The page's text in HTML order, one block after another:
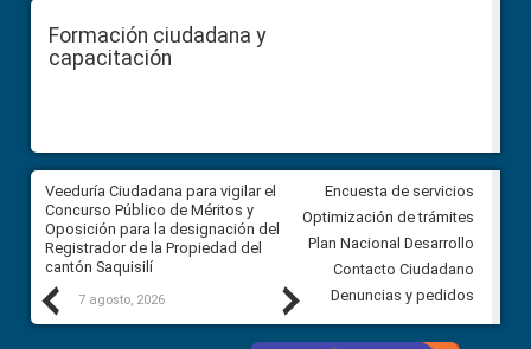
Formación ciudadana y
capacitación
Previous
Veeduría Ciudadana para vigilar el
Concurso Público de Méritos y
Oposición para la designación del
Registrador de la Propiedad del
cantón Saquisilí
7 agosto, 2026
Veeduría Ciudadana para
construcción del asfaltado de
diferentes barrios del sector
Ballenita del cantón Santa
7 agosto, 2026
Next
Encuesta de servicios
Optimización de trámites
Plan Nacional Desarrollo
Contacto Ciudadano
Denuncias y pedidos